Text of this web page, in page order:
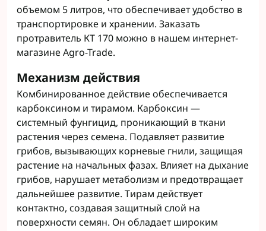
объемом 5 литров, что обеспечивает удобство в
транспортировке и хранении. Заказать
протравитель КТ 170 можно в нашем интернет-
магазине Agro-Trade.
Механизм действия
Комбинированное действие обеспечивается
карбоксином и тирамом. Карбоксин —
системный фунгицид, проникающий в ткани
растения через семена. Подавляет развитие
грибов, вызывающих корневые гнили, защищая
растение на начальных фазах. Влияет на дыхание
грибов, нарушает метаболизм и предотвращает
дальнейшее развитие. Тирам действует
контактно, создавая защитный слой на
поверхности семян. Он обладает широким